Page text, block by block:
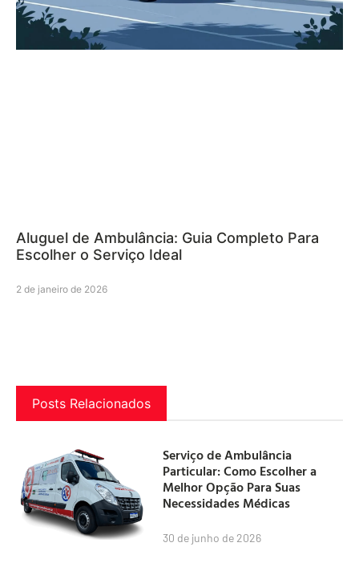
Aluguel de Ambulância: Guia Completo Para
Escolher o Serviço Ideal
2 de janeiro de 2026
Posts Relacionados
Serviço de Ambulância
Particular: Como Escolher a
Melhor Opção Para Suas
Necessidades Médicas
30 de junho de 2026